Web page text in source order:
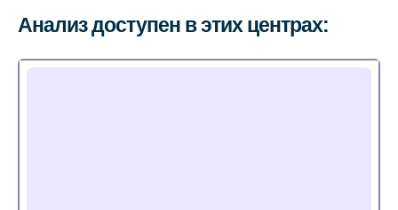
Анализ доступен в этих центрах: